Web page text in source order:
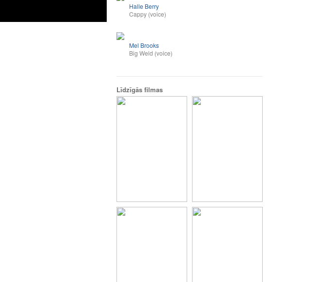
Halle Berry
Cappy (voice)
Mel Brooks
Big Weld (voice)
Līdzīgās filmas